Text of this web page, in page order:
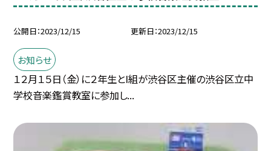
公開日 2023/12/15 更新日 2023/12/15
お知らせ
１２月１５日（金）に２年生とI組が渋谷区主催の渋谷区立中
学校音楽鑑賞教室に参加し...